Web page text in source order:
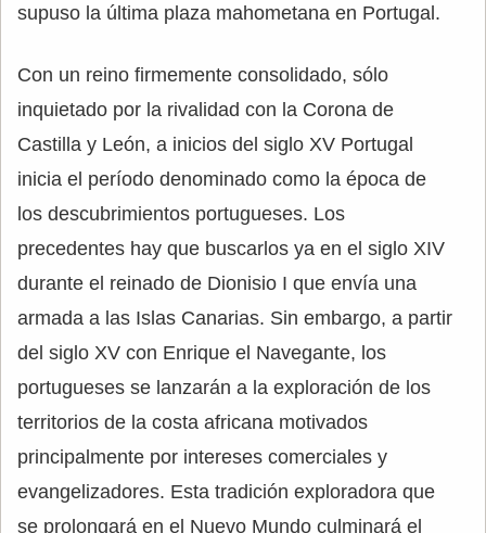
supuso la última plaza mahometana en Portugal.
Con un reino firmemente consolidado, sólo
inquietado por la rivalidad con la Corona de
Castilla y León, a inicios del siglo XV Portugal
inicia el período denominado como la época de
los descubrimientos portugueses. Los
precedentes hay que buscarlos ya en el siglo XIV
durante el reinado de Dionisio I que envía una
armada a las Islas Canarias. Sin embargo, a partir
del siglo XV con Enrique el Navegante, los
portugueses se lanzarán a la exploración de los
territorios de la costa africana motivados
principalmente por intereses comerciales y
evangelizadores. Esta tradición exploradora que
se prolongará en el Nuevo Mundo culminará el